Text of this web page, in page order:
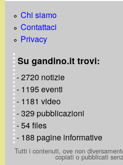
Chi siamo
Contattaci
Privacy
Su gandino.it trovi:
- 2720 notizie
- 1195 eventi
- 1181 video
- 329 pubblicazioni
- 54 files
- 188 pagine informative
Tutti i contenuti, ove non
copiati o pubblicati